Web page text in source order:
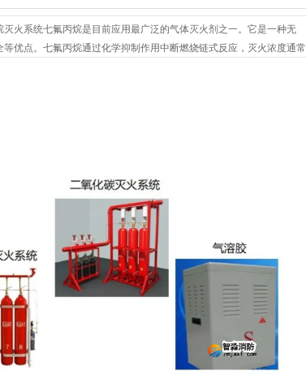
火系统七氟丙烷是目前应用最广泛的气体灭火剂之一。它是一种无
优点。七氟丙烷通过化学抑制作用中断燃烧链式反应，灭火浓度通常